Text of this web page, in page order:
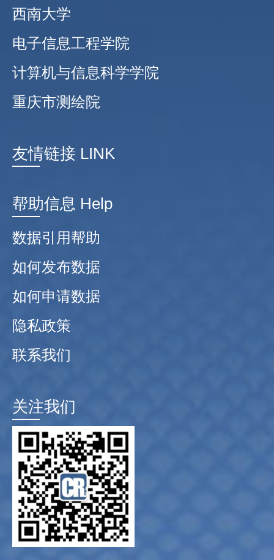
西南大学
电子信息工程学院
计算机与信息科学学院
重庆市测绘院
友情链接 LINK
帮助信息 Help
数据引用帮助
如何发布数据
如何申请数据
隐私政策
联系我们
关注我们